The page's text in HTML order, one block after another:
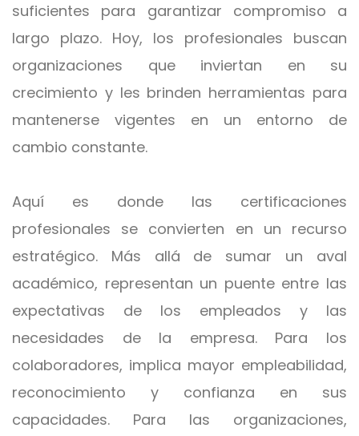
suficientes para garantizar compromiso a
largo plazo. Hoy, los profesionales buscan
organizaciones que inviertan en su
crecimiento y les brinden herramientas para
mantenerse vigentes en un entorno de
cambio constante.
Aquí es donde las certificaciones
profesionales se convierten en un recurso
estratégico. Más allá de sumar un aval
académico, representan un puente entre las
expectativas de los empleados y las
necesidades de la empresa. Para los
colaboradores, implica mayor empleabilidad,
reconocimiento y confianza en sus
capacidades. Para las organizaciones,